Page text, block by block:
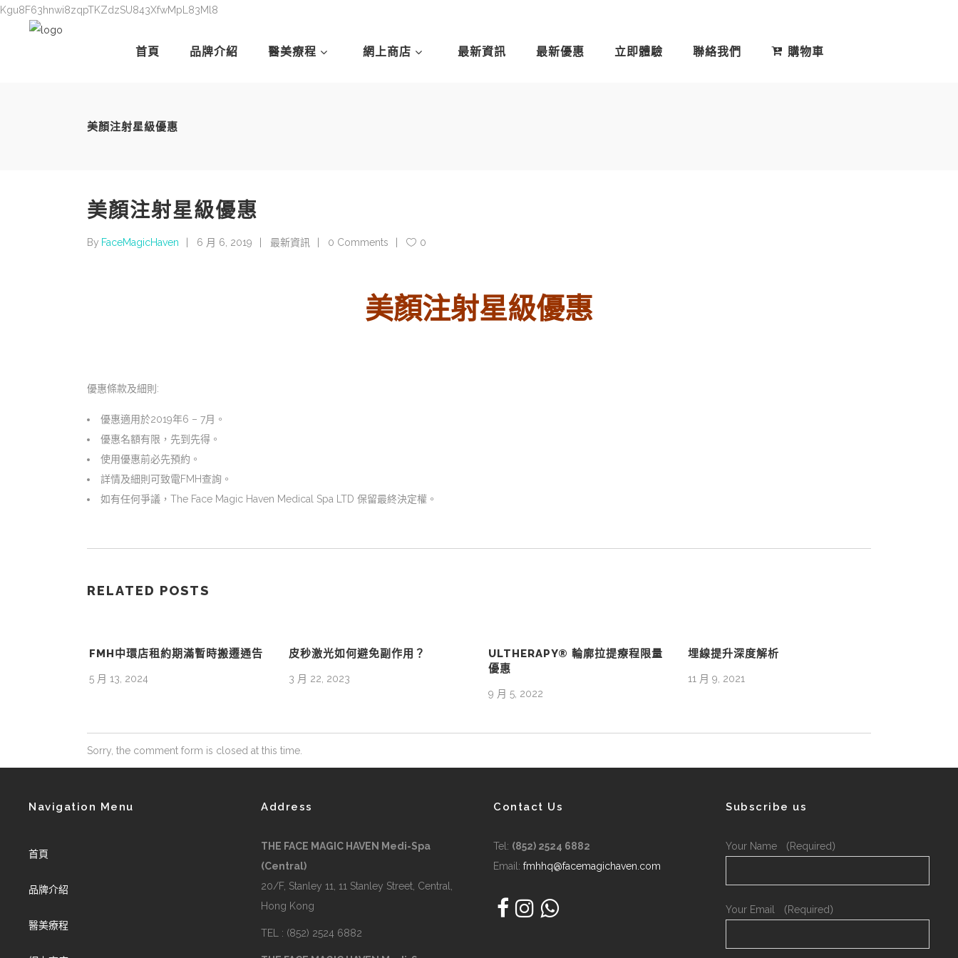
Kgu8F63hnwi8zqpTKZdzSU843XfwMpL83Ml8
首頁 品牌介紹 醫美療程 網上商店 最新資訊 最新優惠 立即體驗 聯絡我們 購物車
美顏注射星級優惠
美顏注射星級優惠
By FaceMagicHaven 6 月 6, 2019 最新資訊 0 Comments 0
美顏注射星級優惠
優惠條款及細則:
優惠適用於2019年6 – 7月。
優惠名額有限，先到先得。
使用優惠前必先預約。
詳情及細則可致電FMH查詢。
如有任何爭議，The Face Magic Haven Medical Spa LTD 保留最終決定權。
RELATED POSTS
FMH中環店租約期滿暫時搬遷通告
5 月 13, 2024
皮秒激光如何避免副作用？
3 月 22, 2023
ULTHERAPY® 輪廓拉提療程限量
優惠
9 月 5, 2022
埋線提升深度解析
11 月 9, 2021
Sorry, the comment form is closed at this time.
Navigation Menu
首頁
品牌介紹
醫美療程
Address
THE FACE MAGIC HAVEN Medi-Spa
(Central)
20/F, Stanley 11, 11 Stanley Street, Central,
Hong Kong
TEL : (852) 2524 6882
Contact Us
Tel: (852) 2524 6882
Email: fmhhq@facemagichaven.com
Subscribe us
Your Name （Required）
Your Email （Required）